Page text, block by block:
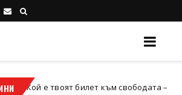
е твоят билет към свободата – кросовият